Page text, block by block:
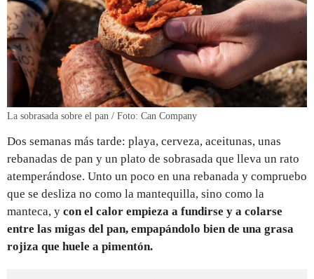
La sobrasada sobre el pan / Foto: Can Company
Dos semanas más tarde: playa, cerveza, aceitunas, unas
rebanadas de pan y un plato de sobrasada que lleva un rato
atemperándose. Unto un poco en una rebanada y compruebo
que se desliza no como la mantequilla, sino como la
manteca, y con el calor empieza a fundirse y a colarse
entre las migas del pan, empapándolo bien de una grasa
rojiza que huele a pimentón.